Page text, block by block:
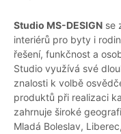
Studio MS-DESIGN se
interiérů pro byty i
řešení, funkčnost a
Studio využívá své
znalosti k volbě
produktů při realizaci
zahrnuje široké
Mladá Boleslav,